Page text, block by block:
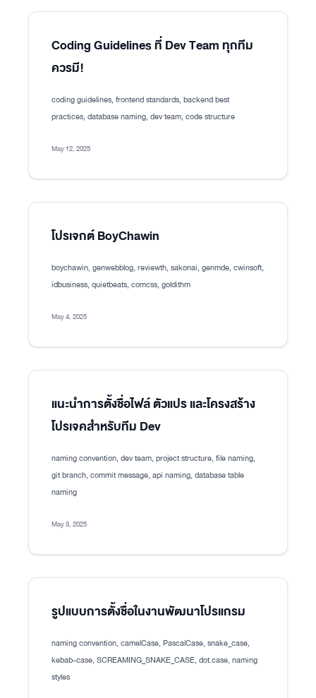
Coding Guidelines ที่ Dev Team ทุกทีม
ควรมี!
coding guidelines, frontend standards, backend best
practices, database naming, dev team, code structure
May 12, 2025
โปรเจกต์ BoyChawin
boychawin, genwebblog, reviewth, sakonai, genmde, cwinsoft,
idbusiness, quietbeats, comcss, goldithm
May 4, 2025
แนะนำการตั้งชื่อไฟล์ ตัวแปร และโครงสร้าง
โปรเจคสำหรับทีม Dev
naming convention, dev team, project structure, file naming,
git branch, commit message, api naming, database table
naming
May 3, 2025
รูปแบบการตั้งชื่อในงานพัฒนาโปรแกรม
naming convention, camelCase, PascalCase, snake_case,
kebab-case, SCREAMING_SNAKE_CASE, dot.case, naming
styles